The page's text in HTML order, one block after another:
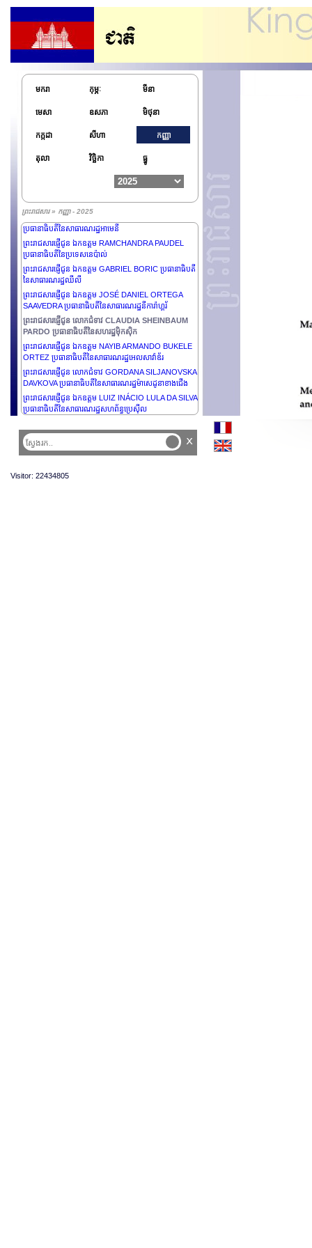
មករា កុម្ភៈ មីនា
មេសា ឧសភា មិថុនា
កក្កដា សីហា កញ្ញា
តុលា វិច្ឆិកា ធ្នូ
ព្រះរាជសារ » កញ្ញា - 2025
ព្រះរាជសារផ្ញើជូន ឯកឧត្តម NIKOS
CHRISTODOULIDES ប្រធានាធិបតីនៃសាធារណរដ្ឋស៊ីប
ព្រះរាជសារផ្ញើជូន ឯកឧត្តម XI JINPING ប្រធានាធិបតីនៃ
សាធារណរដ្ឋប្រជាមានិតចិន
ព្រះរាជសារផ្ញើជូន ឯកឧត្តម DUMA BOKO ប្រធានាធិបតីនៃ
សាធារណរដ្ឋប៊ុតស្វាណា
BERDIMUHAMEDOV ប្រធានាធិបតីនៃប្រទេសតួកម៉េនី
ព្រះរាជសារផ្ញើថ្វាយព្រះករុណា SALMAN BIN ABDULAZIZ
AL SAUD ព្រះមហាក្សត្រនៃព្រះរាជាណាចក្រអារ៉ាប់ប៊ីសាអូឌីត
ព្រះរាជសារផ្ញើជូន លោកជំទាវ MYRIAM SPITERI
DEBONO ប្រធានាធិបតីនៃសាធារណរដ្ឋម៉ាល់តា
ប្រធានាធិបតីអន្តរកាល និងជាប្រមុខរដ្ឋនៃសាធារណរដ្ឋម៉ាលី
ព្រះរាជសារផ្ញើជូន ឯកឧត្តម VAHAGN KHACHATURYAN
ប្រធានាធិបតីនៃសាធារណរដ្ឋអាមេនី
ព្រះរាជសារផ្ញើជូន ឯកឧត្តម RAMCHANDRA PAUDEL
ប្រធានាធិបតីនៃប្រទេសនេប៉ាល់
ព្រះរាជសារផ្ញើជូន ឯកឧត្តម GABRIEL BORIC ប្រធានាធិបតី
នៃសាធារណរដ្ឋឈីលី
ព្រះរាជសារផ្ញើជូន ឯកឧត្តម JOSÉ DANIEL ORTEGA
SAAVEDRA ប្រធានាធិបតីនៃសាធារណរដ្ឋនីការ៉ាហ្គរ័
ព្រះរាជសារផ្ញើជូន លោកជំទាវ CLAUDIA SHEINBAUM
PARDO ប្រធានាធិបតីនៃសហរដ្ឋម៉ិកស៊ិក
ព្រះរាជសារផ្ញើជូន ឯកឧត្តម NAYIB ARMANDO BUKELE
ORTEZ ប្រធានាធិបតីនៃសាធារណរដ្ឋអេលសាវ៉ាឌ័រ
ព្រះរាជសារផ្ញើជូន លោកជំទាវ GORDANA SILJANOVSKA
DAVKOVA ប្រធានាធិបតីនៃសាធារណរដ្ឋម៉ាសេដូនាខាងជើង
ព្រះរាជសារផ្ញើជូន ឯកឧត្តម LUIZ INÁCIO LULA DA SILVA
ប្រធានាធិបតីនៃសាធារណរដ្ឋសហព័ន្ធប្រេស៊ីល
x
Visitor: 22434805